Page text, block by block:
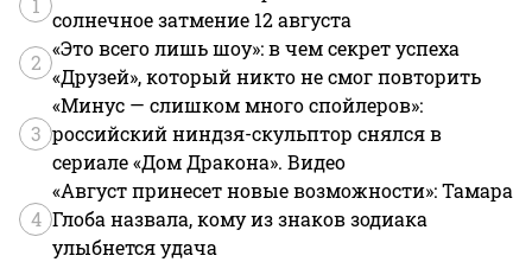
1
солнечное затмение 12 августа
2
«Это всего лишь шоу»: в чем секрет успеха
«Друзей», который никто не смог повторить
3
«Минус — слишком много спойлеров»:
российский ниндзя-скульптор снялся в
сериале «Дом Дракона». Видео
4
«Август принесет новые возможности»: Тамара
Глоба назвала, кому из знаков зодиака
улыбнется удача